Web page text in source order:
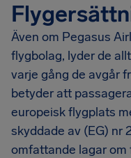
Även om Pegasus
flygbolag, lyder de
varje gång de avgår
betyder att
europeisk flygplats
skyddade av (EG) nr
omfattande lagar